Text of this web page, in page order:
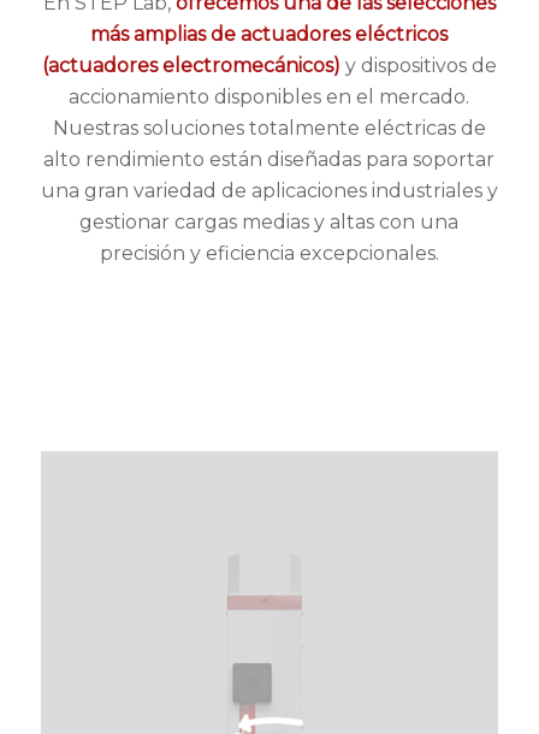
más amplias de actuadores eléctricos
(actuadores electromecánicos) y dispositivos de
accionamiento disponibles en el mercado.
Nuestras soluciones totalmente eléctricas de
alto rendimiento están diseñadas para soportar
una gran variedad de aplicaciones industriales y
gestionar cargas medias y altas con una
precisión y eficiencia excepcionales.